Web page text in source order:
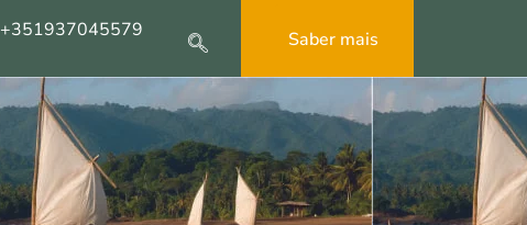
+351937045579 Saber mais